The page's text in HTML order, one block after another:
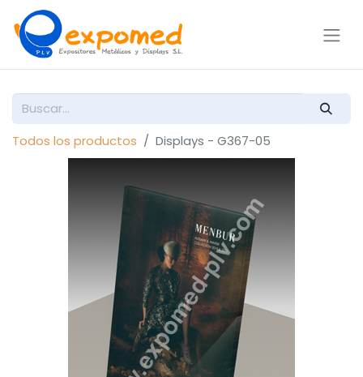
Todos los productos Displays - G367-05